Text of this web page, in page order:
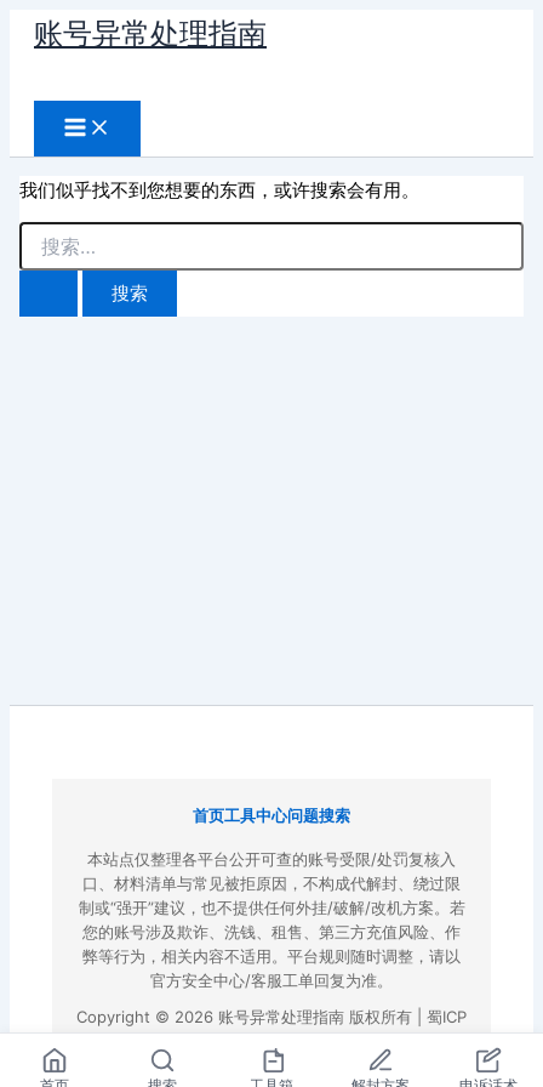
账号异常处理指南
索
我们似乎找不到您想要的东西，或许搜索会有用。
搜
索：
首页工具中心问题搜索
本站点仅整理各平台公开可查的账号受限/处罚复核入
口、材料清单与常见被拒原因，不构成代解封、绕过限
制或“强开”建议，也不提供任何外挂/破解/改机方案。若
您的账号涉及欺诈、洗钱、租售、第三方充值风险、作
弊等行为，相关内容不适用。平台规则随时调整，请以
官方安全中心/客服工单回复为准。
Copyright © 2026 账号异常处理指南 版权所有 | 蜀ICP